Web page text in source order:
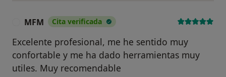
MFM Cita verificada
Excelente profesional, me he sentido muy
confortable y me ha dado herramientas muy
utiles. Muy recomendable